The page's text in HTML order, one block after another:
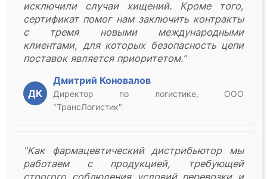
исключили случаи хищений. Кроме того,
сертификат помог нам заключить контракты
с тремя новыми международными
клиентами, для которых безопасность цепи
поставок является приоритетом."
ДК
Дмитрий Коновалов
Директор по логистике, ООО
"ТрансЛогистик"
"Как фармацевтический дистрибьютор мы
работаем с продукцией, требующей